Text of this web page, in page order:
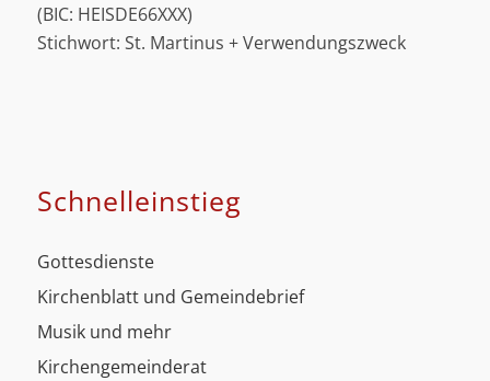
(BIC: HEISDE66XXX)
Stichwort: St. Martinus + Verwendungszweck
Schnell­einstieg
Gottesdienste
Kirchenblatt und Gemeindebrief
Musik und mehr
Kirchengemeinderat